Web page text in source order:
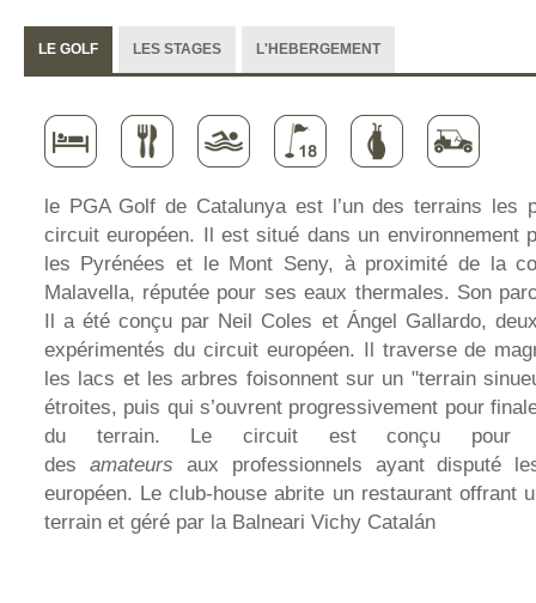
LE GOLF LES STAGES L'HEBERGEMENT
le PGA Golf de Catalunya est l’un des terrains les
circuit européen. Il est situé dans un environnement
les Pyrénées et le Mont Seny, à proximité de la
Malavella, réputée pour ses eaux thermales. Son
Il a été conçu par Neil Coles et Ángel Gallardo,
expérimentés du circuit européen. Il traverse de
les lacs et les arbres foisonnent sur un "terrain
étroites, puis qui s’ouvrent progressivement pour
du terrain. Le circuit est conçu pour
des amateurs aux professionnels ayant disputé
européen. Le club-house abrite un restaurant offrant
terrain et géré par la Balneari Vichy Catalán